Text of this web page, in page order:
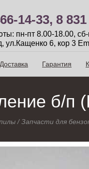
14-33, 8
пн-пт 8.00-18.00,
ул.Кащенко 6, кор 3
Доставка Гарантия
б/п
/Запчасти для